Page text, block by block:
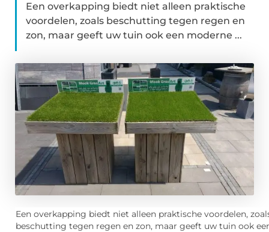
Een overkapping biedt niet alleen praktische
voordelen, zoals beschutting tegen regen en
zon, maar geeft uw tuin ook een moderne ...
Een overkapping biedt niet alleen praktische voordelen,
beschutting tegen regen en zon, maar geeft uw tuin ook